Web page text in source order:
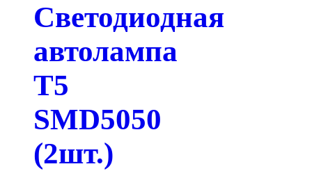
Светодиодная
автолампа
T5
SMD5050
(2шт.)